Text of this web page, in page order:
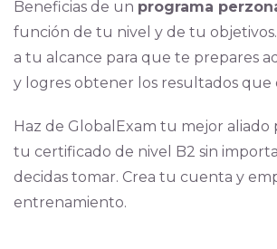
Beneficias de un programa
función de tu nivel y de tu
a tu alcance para que te prepares
y logres obtener los resultados que
Haz de GlobalExam tu mejor aliado
tu certificado de nivel B2 sin
decidas tomar. Crea tu cuenta y
entrenamiento.